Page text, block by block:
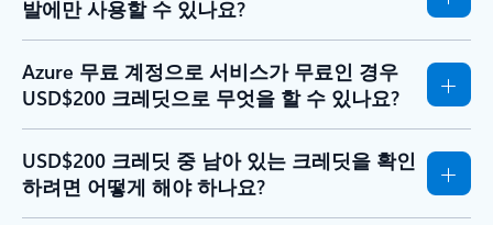
발에만 사용할 수 있나요?
Azure 무료 계정으로 서비스가 무료인 경우
USD$200 크레딧으로 무엇을 할 수 있나요?
USD$200 크레딧 중 남아 있는 크레딧을 확인
하려면 어떻게 해야 하나요?